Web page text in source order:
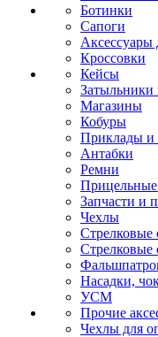
Ботинки
Сапоги
Аксессуары
Кроссовки
Кейсы
Затыльники
Магазины
Кобуры
Приклады и
Антабки
Ремни
Запчасти и
Чехлы
Стрелковые
Насадки,
УСМ
Прочие
Чехлы для